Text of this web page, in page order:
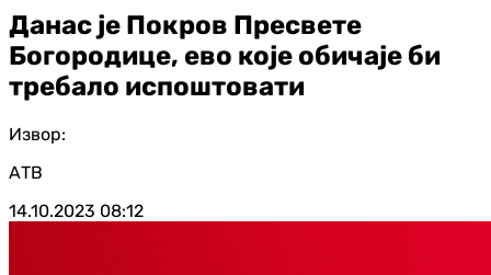
Данас је Покров Пресвете
Богородице, ево које обичаје би
требало испоштовати
Извор:
АТВ
14.10.2023 08:12